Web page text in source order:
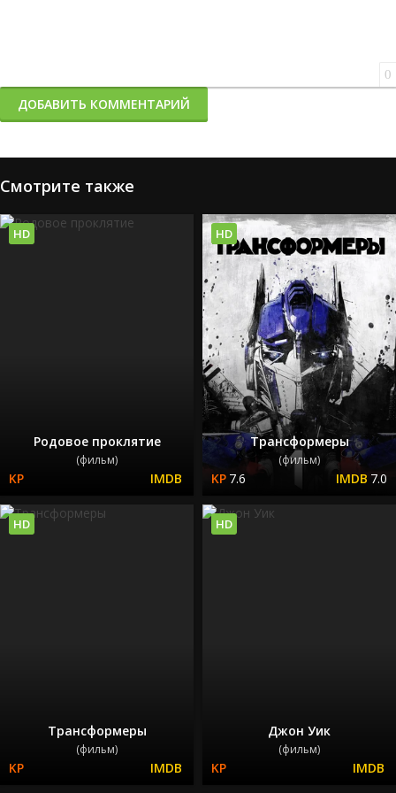
0
ДОБАВИТЬ КОММЕНТАРИЙ
Смотрите также
Родовое проклятие
(фильм)
HD
Трансформеры
(фильм)
7.6 7.0
HD
Трансформеры
(фильм)
HD
Джон Уик
(фильм)
HD